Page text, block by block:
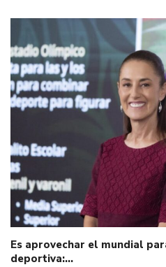
Es aprovechar el mundial
deportiva:…